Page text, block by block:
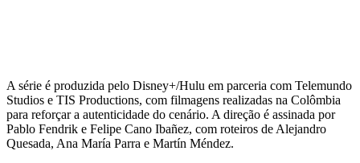
A série é produzida pelo Disney+/Hulu em parceria com Telemundo
Studios e TIS Productions, com filmagens realizadas na Colômbia
para reforçar a autenticidade do cenário. A direção é assinada por
Pablo Fendrik e Felipe Cano Ibañez, com roteiros de Alejandro
Quesada, Ana María Parra e Martín Méndez.